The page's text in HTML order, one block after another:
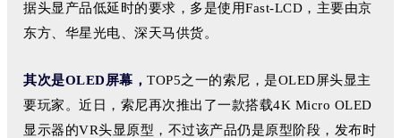
据头显产品低延时的要求，多是使用Fast-LCD，主要由京
东方、华星光电、深天马供货。
其次是OLED屏幕， TOP5之一的索尼，是OLED屏头显主
要玩家。近日，索尼再次推出了一款搭载4K Micro OLED
显示器的VR头显原型，不过该产品仍是原型阶段，发布时